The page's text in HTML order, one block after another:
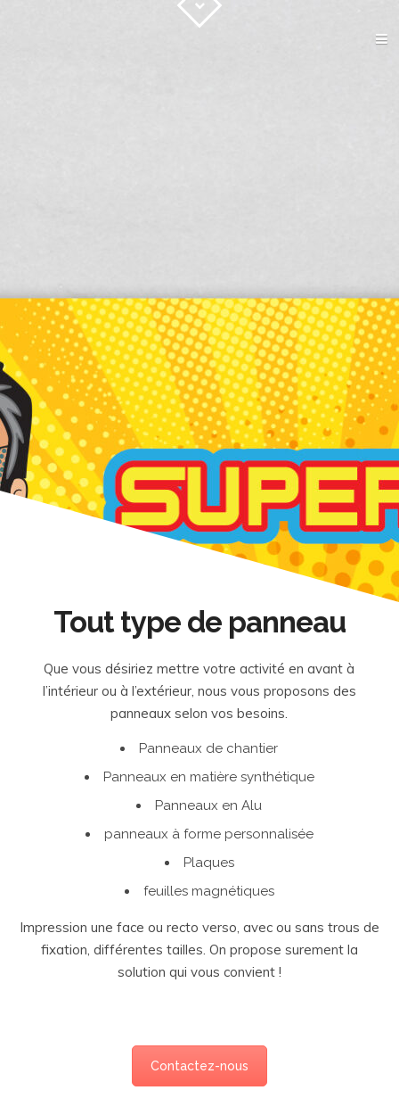
Tout type de panneau
Que vous désiriez mettre votre activité en avant à
l’intérieur ou à l’extérieur, nous vous proposons des
panneaux selon vos besoins.
Panneaux de chantier
Panneaux en matière synthétique
Panneaux en Alu
panneaux à forme personnalisée
Plaques
feuilles magnétiques
Impression une face ou recto verso, avec ou sans trous de
fixation, différentes tailles. On propose surement la
solution qui vous convient !
Contactez-nous